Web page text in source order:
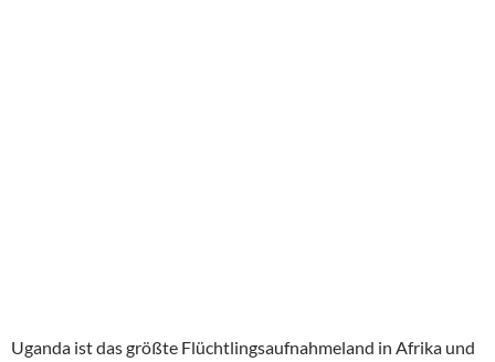
Uganda ist das größte Flüchtlingsaufnahmeland in Afrika und